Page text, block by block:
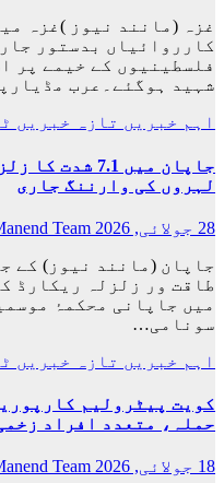
غزہ (مانند نیوز )غزہ
کارروائیاں بدستور
شہید ہوگئے۔عرب
اہم خبریں تازہ خبریں
لہروں کی وارننگ جاری
28 جولائی, 2026
Team
طاقت ور زلزلہ ریکارڈ
سونامی…
اہم خبریں تازہ خبریں
کویت پیٹرولیم
حملہ، متعدد افراد
18 جولائی, 2026
Team